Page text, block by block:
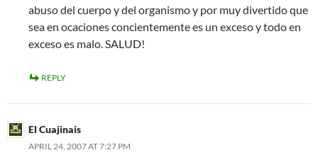
abuso del cuerpo y del organismo y por muy divertido que
sea en ocaciones concientemente es un exceso y todo en
exceso es malo. SALUD!
REPLY
El Cuajinais
APRIL 24, 2007 AT 7:27 PM